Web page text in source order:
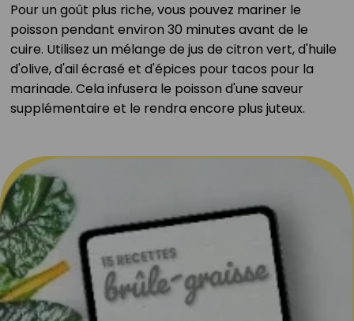
Pour un goût plus riche, vous pouvez mariner le
poisson pendant environ 30 minutes avant de le
cuire. Utilisez un mélange de jus de citron vert, d'huile
d'olive, d'ail écrasé et d'épices pour tacos pour la
marinade. Cela infusera le poisson d'une saveur
supplémentaire et le rendra encore plus juteux.⁣